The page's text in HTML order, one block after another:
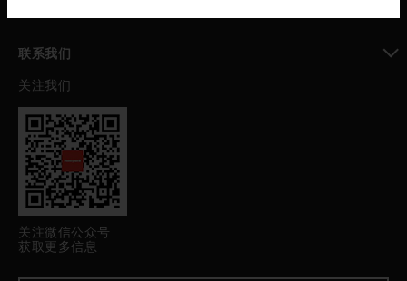
联系我们
toggle view
关注我们
关注微信公众号
获取更多信息